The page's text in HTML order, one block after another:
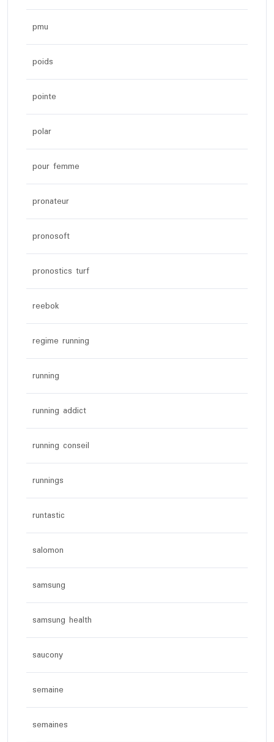
pmu
poids
pointe
polar
pour femme
pronateur
pronosoft
pronostics turf
reebok
regime running
running
running addict
running conseil
runnings
runtastic
salomon
samsung
samsung health
saucony
semaine
semaines